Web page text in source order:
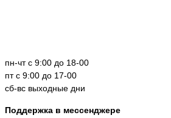
пн-чт с 9:00 до 18-00
пт с 9:00 до 17-00
сб-вс выходные дни
Поддержка в мессенджере